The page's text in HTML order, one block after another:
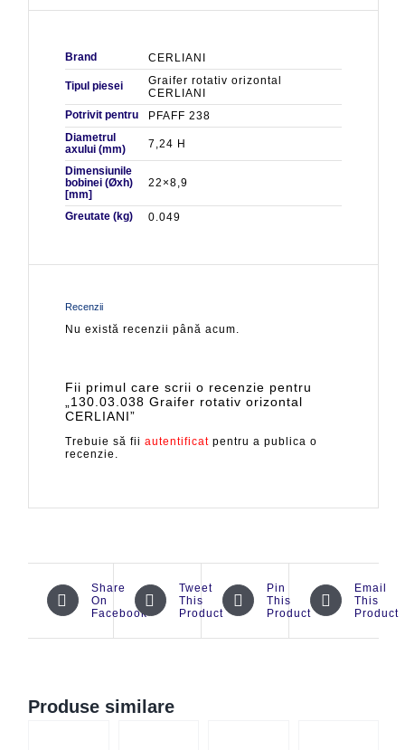
Brand CERLIANI
Tipul piesei
Graifer rotativ orizontal
CERLIANI
Potrivit pentru
PFAFF 238
Diametrul
axului (mm)
7,24 H
Dimensiunile
bobinei (Øxh)
[mm]
22×8,9
Greutate (kg) 0.049
Recenzii
Nu există recenzii până acum.
Fii primul care scrii o recenzie pentru
„130.03.038 Graifer rotativ orizontal
CERLIANI”
Trebuie să fii autentificat pentru a publica o
recenzie.
Share
On
Facebook
Tweet
This
Product
Pin
This
Product
Email
This
Product
Produse similare